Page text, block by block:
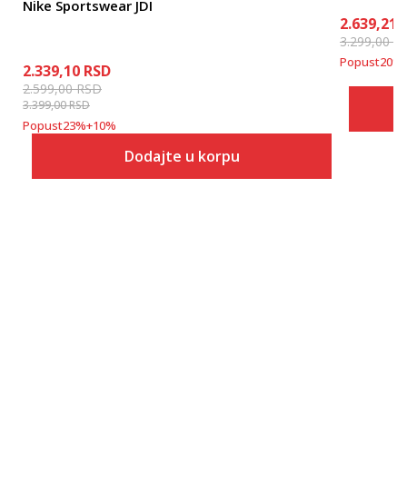
Nike Sportswear JDI
2.339,10 RSD
2.599,00RSD
3.399,00RSD
Popust23%+10%
Dodajte u korpu
2.639,21
3.299,00
Popust20%